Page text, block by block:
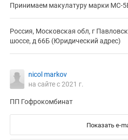
Принимаем макулатуру марки МС-
Россия, Московская обл, г
шоссе, д 66Б (Юридический адрес)
nicol markov
на сайте с 2021 г.
ПП Гофрокомбинат
Показать e-